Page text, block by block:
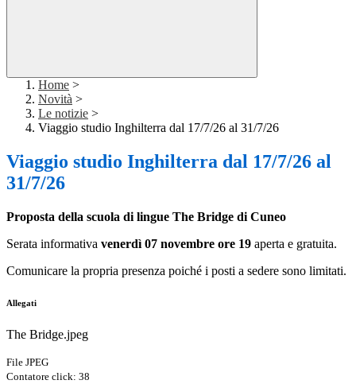
Home >
Novità >
Le notizie >
Viaggio studio Inghilterra dal 17/7/26 al 31/7/26
Viaggio studio Inghilterra dal 17/7/26 al
31/7/26
Proposta della scuola di lingue The Bridge di Cuneo
Serata informativa venerdì 07 novembre ore 19 aperta e gratuita.
Comunicare la propria presenza poiché i posti a sedere sono limitati.
Allegati
The Bridge.jpeg
File JPEG
Contatore click: 38